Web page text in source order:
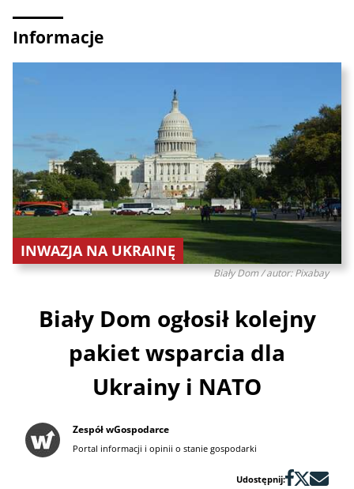
Informacje
Biały Dom / autor: Pixabay
INWAZJA NA UKRAINĘ
Biały Dom ogłosił kolejny
pakiet wsparcia dla
Ukrainy i NATO
Zespół wGospodarce
Portal informacji i opinii o stanie gospodarki
Udostępnij: